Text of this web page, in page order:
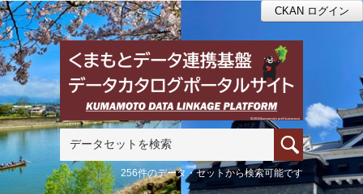
CKAN ログイン
256件のデータ・セットから検索可能です